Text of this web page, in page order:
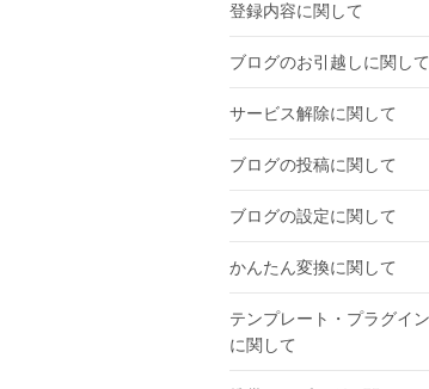
登録内容に関して
ブログのお引越しに関して
サービス解除に関して
ブログの投稿に関して
ブログの設定に関して
かんたん変換に関して
テンプレート・プラグイン
に関して